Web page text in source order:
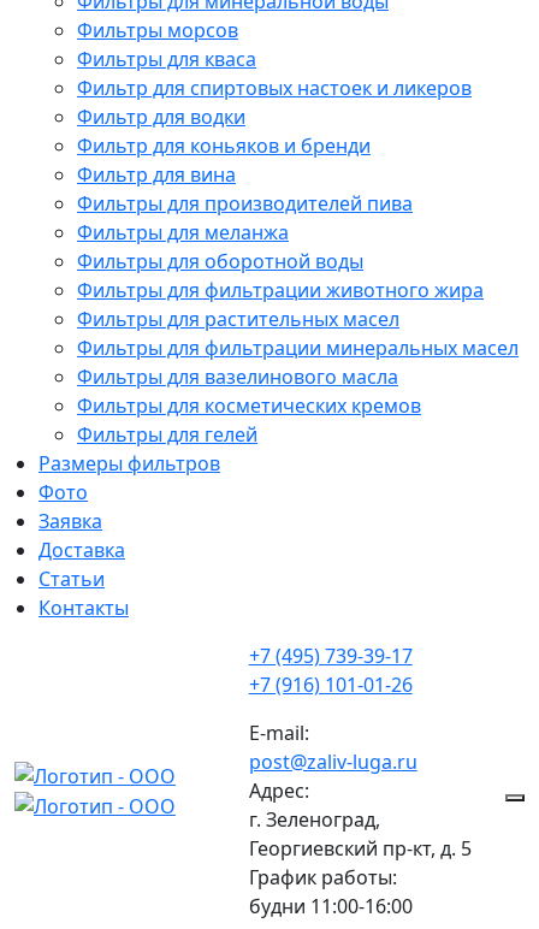
Фильтры морсов
Фильтры для кваса
Фильтр для спиртовых настоек и ликеров
Фильтр для водки
Фильтр для коньяков и бренди
Фильтр для вина
Фильтры для производителей пива
Фильтры для меланжа
Фильтры для оборотной воды
Фильтры для фильтрации животного жира
Фильтры для растительных масел
Фильтры для фильтрации минеральных масел
Фильтры для вазелинового масла
Фильтры для косметических кремов
Фильтры для гелей
Размеры фильтров
Фото
Заявка
Доставка
Статьи
Контакты
+7 (495) 739-39-17
+7 (916) 101-01-26
E-mail:
post@zaliv-luga.ru
Адрес:
г. Зеленоград,
Георгиевский пр-кт, д. 5
График работы:
будни 11:00-16:00